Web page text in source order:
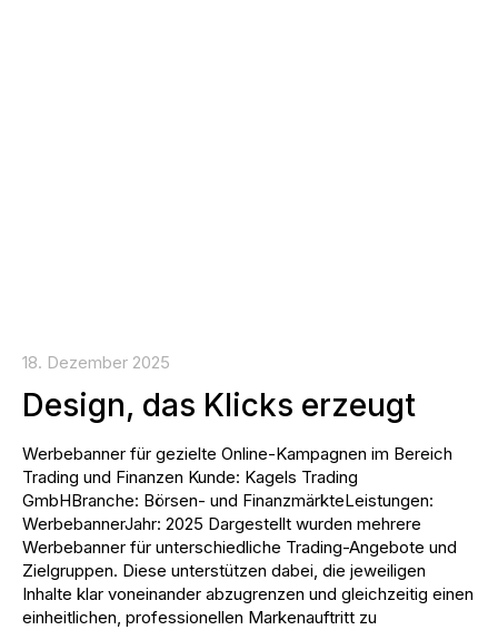
18. Dezember 2025
Design, das Klicks erzeugt
Werbebanner für gezielte Online-Kampagnen im Bereich
Trading und Finanzen Kunde: Kagels Trading
GmbHBranche: Börsen- und FinanzmärkteLeistungen:
WerbebannerJahr: 2025 Dargestellt wurden mehrere
Werbebanner für unterschiedliche Trading-Angebote und
Zielgruppen. Diese unterstützen dabei, die jeweiligen
Inhalte klar voneinander abzugrenzen und gleichzeitig einen
einheitlichen, professionellen Markenauftritt zu